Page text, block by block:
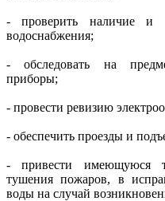
- проверить наличие и
водоснабжения;
- обследовать на
приборы;
- провести ревизию
- обеспечить проезды и
- привести имеющуюся
тушения пожаров, в
воды на случай